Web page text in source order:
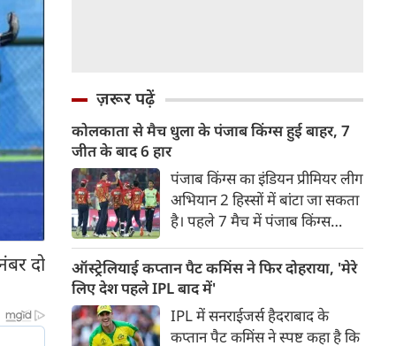
दो
ज़रूर पढ़ें
कोलकाता से मैच धुला के पंजाब किंग्स हुई बाहर, 7
जीत के बाद 6 हार
पंजाब किंग्स का इंडियन प्रीमियर लीग
अभियान 2 हिस्सों में बांटा जा सकता
है। पहले 7 मैच में पंजाब किंग्स
उसे हार का सामना करना पड़ा इसके
बाद अंतिम मैच वह जरूर जीती
लेकिन तब तक उसकी किस्मत
लखनऊ के हाथ लिखी गई थी।
ऑस्ट्रेलियाई कप्तान पैट कमिंस ने फिर दोहराया, 'मेरे
लिए देश पहले IPL बाद में'
IPL में सनराईजर्स हैदराबाद के
कप्तान पैट कमिंस ने स्पष्ट कहा है कि